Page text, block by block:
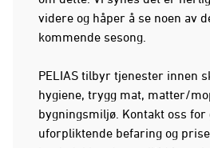
videre og håper å se noen av
kommende sesong.
PELIAS tilbyr tjenester innen
hygiene, trygg mat, matter/
bygningsmiljø. Kontakt oss for
uforpliktende befaring og